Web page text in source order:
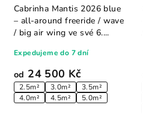
od 24 500 Kč
2.5m² 3.0m²
3.5m²
4.0m²
4.5m² 5.0m²
Expedujeme do 7 dní
Cabrinha Mantis 2026 blue
– all-around freeride / wave
/ big air wing ve své 6....